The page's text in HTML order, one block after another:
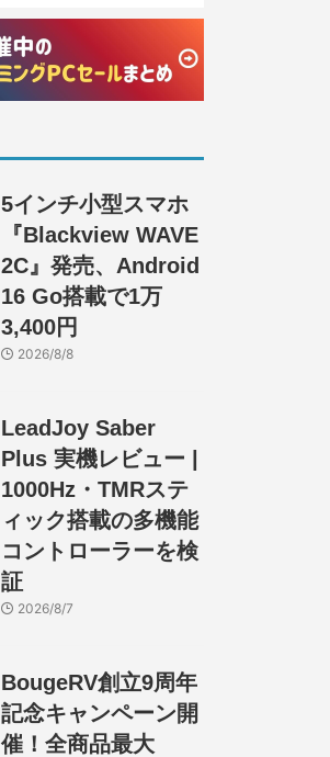
SALE』開催、
セール情報まと
め
5インチ小型スマホ
『Blackview WAVE
2C』発売、Android
16 Go搭載で1万
3,400円
2026/8/8
LeadJoy Saber
Plus 実機レビュー |
1000Hz・TMRステ
ィック搭載の多機能
コントローラーを検
証
2026/8/7
BougeRV創立9周年
記念キャンペーン開
催！全商品最大